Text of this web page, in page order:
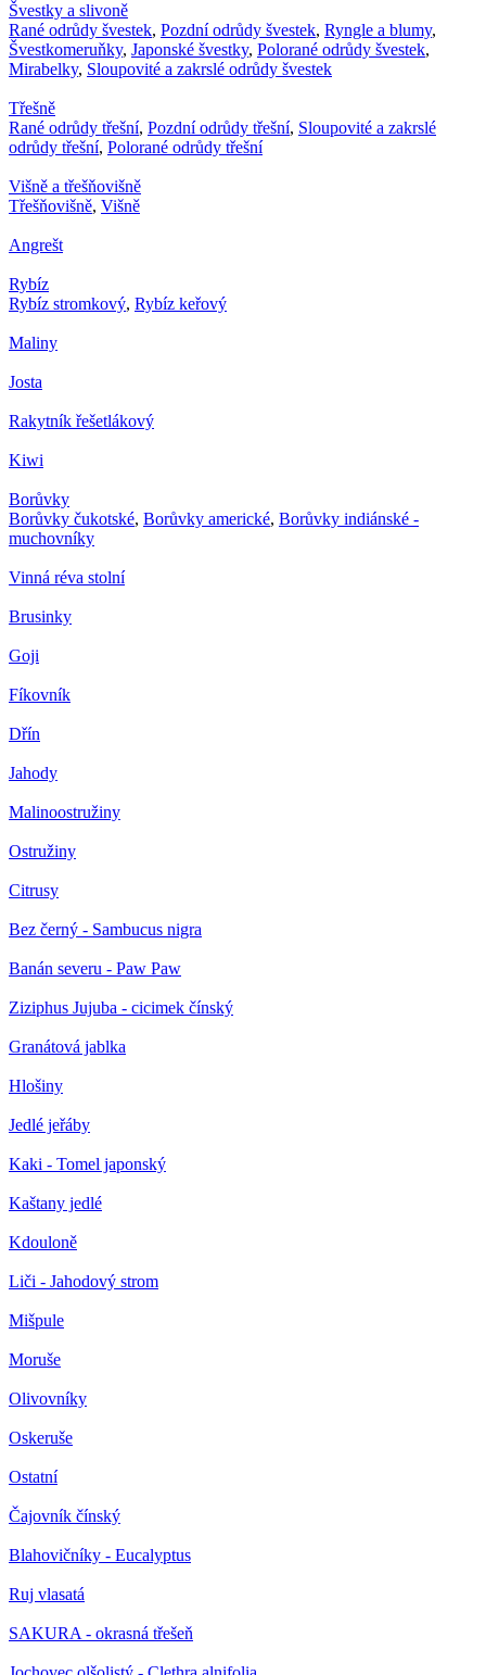
Švestky a slivoně
Rané odrůdy švestek, Pozdní odrůdy švestek, Ryngle a blumy,
Švestkomeruňky, Japonské švestky, Polorané odrůdy švestek,
Mirabelky, Sloupovité a zakrslé odrůdy švestek
Třešně
Rané odrůdy třešní, Pozdní odrůdy třešní, Sloupovité a zakrslé
odrůdy třešní, Polorané odrůdy třešní
Višně a třešňovišně
Třešňovišně, Višně
Angrešt
Rybíz
Rybíz stromkový, Rybíz keřový
Maliny
Josta
Rakytník řešetlákový
Kiwi
Borůvky
Borůvky čukotské, Borůvky americké, Borůvky indiánské -
muchovníky
Vinná réva stolní
Brusinky
Goji
Fíkovník
Dřín
Jahody
Malinoostružiny
Ostružiny
Citrusy
Bez černý - Sambucus nigra
Banán severu - Paw Paw
Ziziphus Jujuba - cicimek čínský
Granátová jablka
Hlošiny
Jedlé jeřáby
Kaki - Tomel japonský
Kaštany jedlé
Kdouloně
Liči - Jahodový strom
Mišpule
Moruše
Olivovníky
Oskeruše
Ostatní
Čajovník čínský
Blahovičníky - Eucalyptus
Ruj vlasatá
SAKURA - okrasná třešeň